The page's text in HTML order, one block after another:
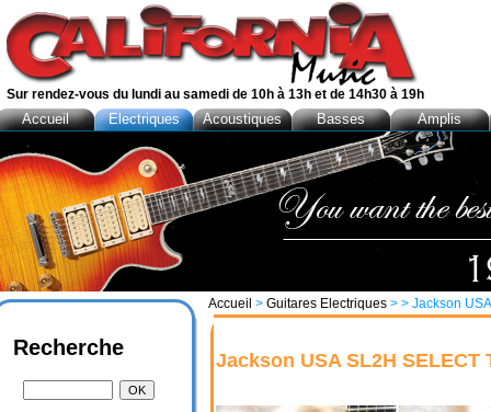
Accueil > Guitares Electriques > > Jackson
Jackson USA SL2H SELECT
Recherche
Sur rendez-vous du lundi au samedi de 10h à 13h et de 14h30 à 19h
Accueil Electriques Acoustiques Basses Amplis